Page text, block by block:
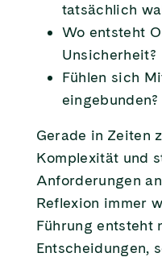
tatsächlich
Wo entsteht
Unsicherheit?
Fühlen sich
eingebunden?
Gerade in Zeiten
Komplexität und
Anforderungen
Reflexion immer
Führung entsteht
Entscheidungen,